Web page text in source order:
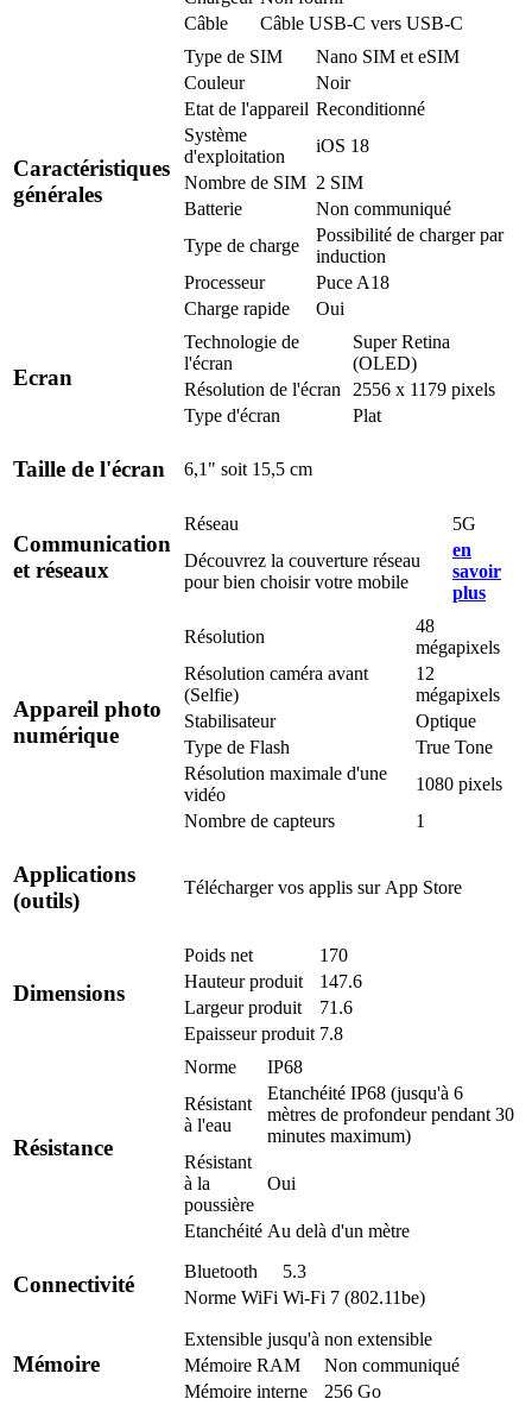
Câble
Câble USB-C vers USB-C
Caractéristiques
générales
Type de SIM
Nano SIM et eSIM
Couleur
Noir
Etat de l'appareil Reconditionné
Système
d'exploitation
iOS 18
Nombre de SIM 2 SIM
Batterie
Non communiqué
Type de charge
Possibilité de charger par
induction
Processeur
Puce A18
Charge rapide
Oui
Ecran
Technologie de
l'écran
Super Retina
(OLED)
Résolution de l'écran
2556 x 1179 pixels
Type d'écran
Plat
Taille de l'écran 6,1" soit 15,5 cm
Communication
et réseaux
Réseau
5G
Découvrez la couverture réseau
pour bien choisir votre mobile
en
savoir
plus
Appareil photo
numérique
Résolution
48
mégapixels
Résolution caméra avant
(Selfie)
12
mégapixels
Stabilisateur
Optique
Type de Flash
True Tone
Résolution maximale d'une
vidéo
1080 pixels
Nombre de capteurs
1
Applications
(outils)
Télécharger vos applis sur App Store
Dimensions
Poids net
170
Hauteur produit
147.6
Largeur produit
71.6
Epaisseur produit 7.8
Résistance
Norme
IP68
Résistant
à l'eau
Etanchéité IP68 (jusqu'à 6
mètres de profondeur pendant 30
minutes maximum)
Résistant
à la
poussière
Oui
Etanchéité Au delà d'un mètre
Connectivité
Bluetooth
5.3
Norme WiFi Wi-Fi 7 (802.11be)
Mémoire
Extensible jusqu'à non extensible
Mémoire RAM
Non communiqué
Mémoire interne
256 Go